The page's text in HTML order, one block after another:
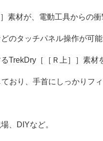
素材が、電動工具からの衝
のタッチパネル操作が可能
TrekDry［［Ｒ上］］素材
おり、手首にしっかりフィ
、DIYなど。